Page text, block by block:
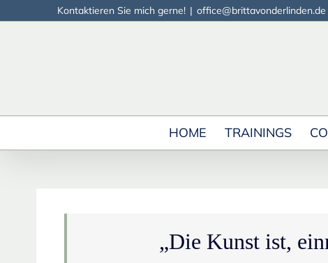
Kontaktieren Sie mich gerne! | office@brittavonderlinden.de
HOME TRAININGS
„Die Kunst ist,